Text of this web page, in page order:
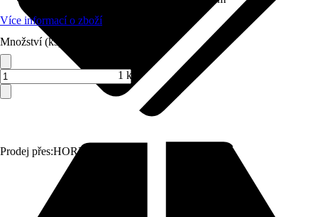
Prodej přes:HORNBACH
Více informací o zboží
Množství (ks)
1 ks